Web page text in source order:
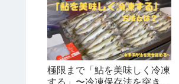
極限まで「鮎を美味しく冷凍